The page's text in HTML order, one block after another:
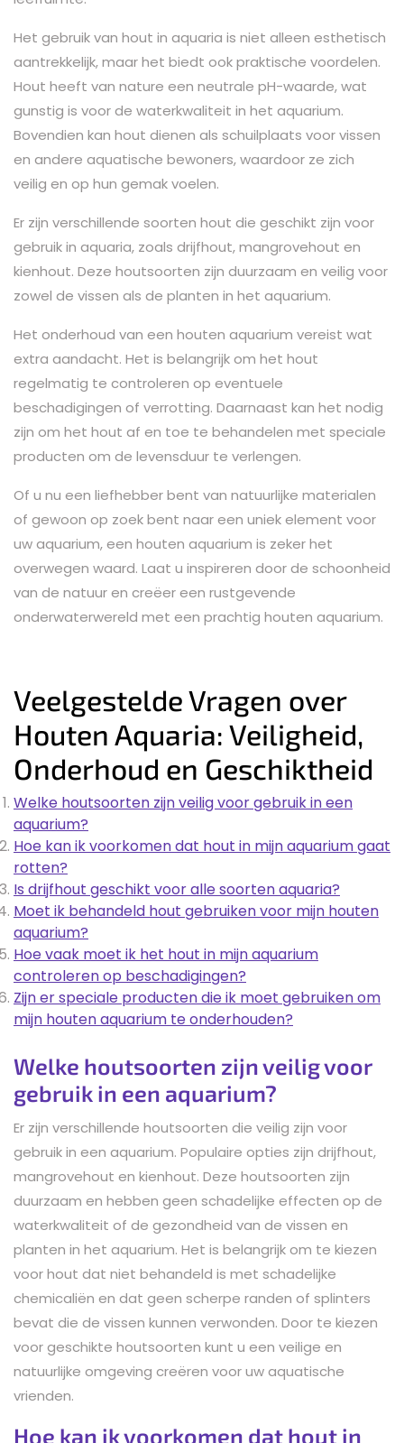
Het gebruik van hout in aquaria is niet alleen esthetisch
aantrekkelijk, maar het biedt ook praktische voordelen.
Hout heeft van nature een neutrale pH-waarde, wat
gunstig is voor de waterkwaliteit in het aquarium.
Bovendien kan hout dienen als schuilplaats voor vissen
en andere aquatische bewoners, waardoor ze zich
veilig en op hun gemak voelen.
Er zijn verschillende soorten hout die geschikt zijn voor
gebruik in aquaria, zoals drijfhout, mangrovehout en
kienhout. Deze houtsoorten zijn duurzaam en veilig voor
zowel de vissen als de planten in het aquarium.
Het onderhoud van een houten aquarium vereist wat
extra aandacht. Het is belangrijk om het hout
regelmatig te controleren op eventuele
beschadigingen of verrotting. Daarnaast kan het nodig
zijn om het hout af en toe te behandelen met speciale
producten om de levensduur te verlengen.
Of u nu een liefhebber bent van natuurlijke materialen
of gewoon op zoek bent naar een uniek element voor
uw aquarium, een houten aquarium is zeker het
overwegen waard. Laat u inspireren door de schoonheid
van de natuur en creëer een rustgevende
onderwaterwereld met een prachtig houten aquarium.
Veelgestelde Vragen over
Houten Aquaria: Veiligheid,
Onderhoud en Geschiktheid
Welke houtsoorten zijn veilig voor gebruik in een
aquarium?
Hoe kan ik voorkomen dat hout in mijn aquarium gaat
rotten?
Is drijfhout geschikt voor alle soorten aquaria?
Moet ik behandeld hout gebruiken voor mijn houten
aquarium?
Hoe vaak moet ik het hout in mijn aquarium
controleren op beschadigingen?
Zijn er speciale producten die ik moet gebruiken om
mijn houten aquarium te onderhouden?
Welke houtsoorten zijn veilig voor
gebruik in een aquarium?
Er zijn verschillende houtsoorten die veilig zijn voor
gebruik in een aquarium. Populaire opties zijn drijfhout,
mangrovehout en kienhout. Deze houtsoorten zijn
duurzaam en hebben geen schadelijke effecten op de
waterkwaliteit of de gezondheid van de vissen en
planten in het aquarium. Het is belangrijk om te kiezen
voor hout dat niet behandeld is met schadelijke
chemicaliën en dat geen scherpe randen of splinters
bevat die de vissen kunnen verwonden. Door te kiezen
voor geschikte houtsoorten kunt u een veilige en
natuurlijke omgeving creëren voor uw aquatische
vrienden.
Hoe kan ik voorkomen dat hout in